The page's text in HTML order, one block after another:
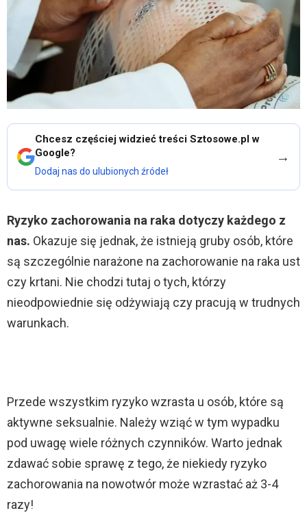
Chcesz częściej widzieć treści Sztosowe.pl w
Google?
Dodaj nas do ulubionych źródeł
→
Ryzyko zachorowania na raka dotyczy każdego z
nas. Okazuje się jednak, że istnieją gruby osób, które
są szczególnie narażone na zachorowanie na raka ust
czy krtani. Nie chodzi tutaj o tych, którzy
nieodpowiednie się odżywiają czy pracują w trudnych
warunkach.
Przede wszystkim ryzyko wzrasta u osób, które są
aktywne seksualnie. Należy wziąć w tym wypadku
pod uwagę wiele różnych czynników. Warto jednak
zdawać sobie sprawę z tego, że niekiedy ryzyko
zachorowania na nowotwór może wzrastać aż 3-4
razy!